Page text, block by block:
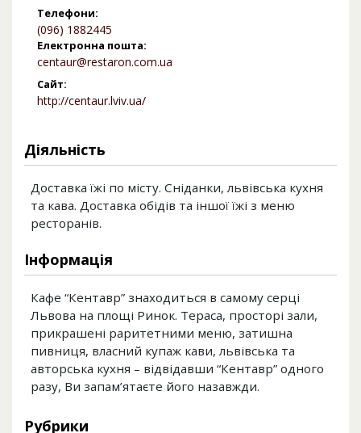
Телефони:
(096) 1882445
Електронна пошта:
centaur@restaron.com.ua
Сайт:
http://centaur.lviv.ua/
Діяльність
Доставка їжі по місту. Сніданки, львівська кухня
та кава. Доставка обідів та іншої їжі з меню
ресторанів.
Інформація
Кафе “Кентавр” знаходиться в самому серці
Львова на площі Ринок. Тераса, просторі зали,
прикрашені раритетними меню, затишна
пивниця, власний купаж кави, львівська та
авторська кухня – відвідавши “Кентавр” одного
разу, Ви запам’ятаєте його назавжди.
Рубрики